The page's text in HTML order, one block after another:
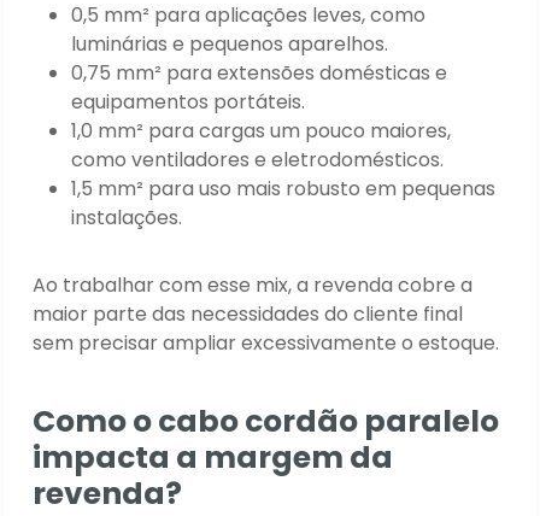
0,5 mm² para aplicações leves, como
luminárias e pequenos aparelhos.
0,75 mm² para extensões domésticas e
equipamentos portáteis.
1,0 mm² para cargas um pouco maiores,
como ventiladores e eletrodomésticos.
1,5 mm² para uso mais robusto em pequenas
instalações.
Ao trabalhar com esse mix, a revenda cobre a
maior parte das necessidades do cliente final
sem precisar ampliar excessivamente o estoque.
Como o cabo cordão paralelo
impacta a margem da
revenda?